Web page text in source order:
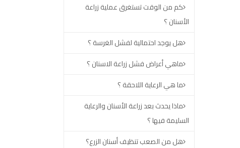
كم من الوقت تستغرق عملية زراعة
الأسنان ؟
هل يوجد احتمالية لفشل الغرسة ؟
ماهي أعراض فشل زراعة الاسنان ؟
ما هي الرعاية اللاحقة ؟
ماذا يحدث بعد زراعة الأسنان والرعاية
السليمة فيها ؟
هل من الصعب تنظيف أسنان الزرع؟